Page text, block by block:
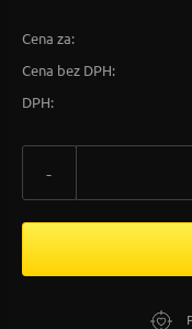
Cena za:
Cena bez DPH:
DPH:
-